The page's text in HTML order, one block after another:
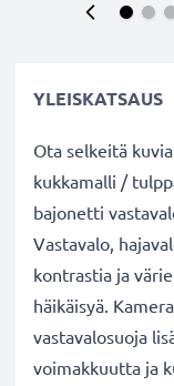
YLEISKATSAUS
Ota selkeitä
kukkamalli /
bajonetti
Vastavalo,
kontrastia ja
häikäisyä.
vastavalosuoja
voimakkuutta ja